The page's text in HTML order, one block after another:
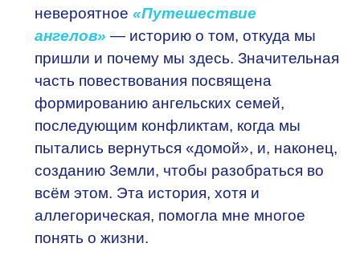
невероятное «Путешествие
ангелов» — историю о том, откуда мы
пришли и почему мы здесь. Значительная
часть повествования посвящена
формированию ангельских семей,
последующим конфликтам, когда мы
пытались вернуться «домой», и, наконец,
созданию Земли, чтобы разобраться во
всём этом. Эта история, хотя и
аллегорическая, помогла мне многое
понять о жизни.